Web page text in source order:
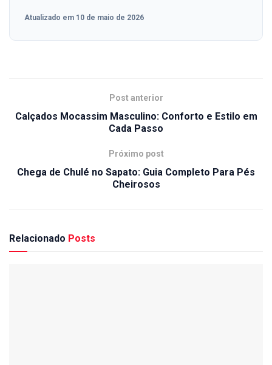
Atualizado em 10 de maio de 2026
Post anterior
Calçados Mocassim Masculino: Conforto e Estilo em
Cada Passo
Próximo post
Chega de Chulé no Sapato: Guia Completo Para Pés
Cheirosos
Relacionado Posts